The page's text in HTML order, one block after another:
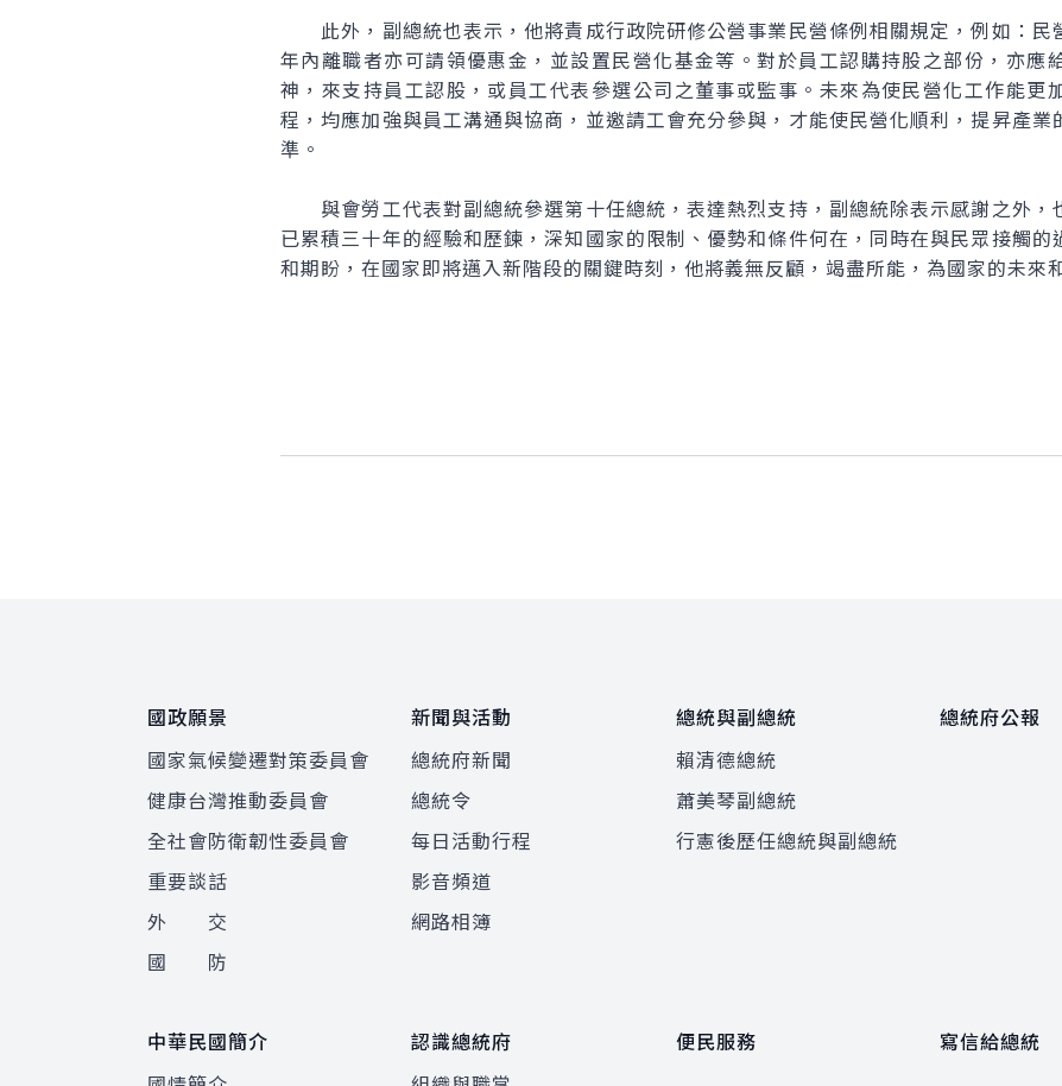
此外，副總統也表示，他將責成行政院研修公營事業民營條例相關規定，例如：民
年內離職者亦可請領優惠金，並設置民營化基金等。對於員工認購持股之部份，亦應
神，來支持員工認股，或員工代表參選公司之董事或監事。未來為使民營化工作能更
程，均應加強與員工溝通與協商，並邀請工會充分參與，才能使民營化順利，提昇產
準。
與會勞工代表對副總統參選第十任總統，表達熱烈支持，副總統除表示感謝之外，
已累積三十年的經驗和歷鍊，深知國家的限制、優勢和條件何在，同時在與民眾接觸
和期盼，在國家即將邁入新階段的關鍵時刻，他將義無反顧，竭盡所能，為國家的未來
國政願景
國家氣候變遷對策委員會
健康台灣推動委員會
全社會防衛韌性委員會
重要談話
外 交
國 防
新聞與活動
總統府新聞
總統令
每日活動行程
影音頻道
網路相簿
總統與副總統
賴清德總統
蕭美琴副總統
行憲後歷任總統與副總統
總統府公報
中華民國簡介
認識總統府
便民服務 寫信給總統